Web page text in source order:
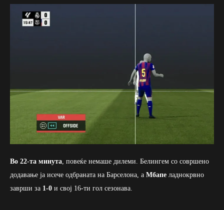
Во 22-та минута, повеќе немаше дилеми. Белингем со совршено
додавање ја исече одбраната на Барселона, а Мбапе ладнокрвно
заврши за 1-0 и свој 16-ти гол сезонава.